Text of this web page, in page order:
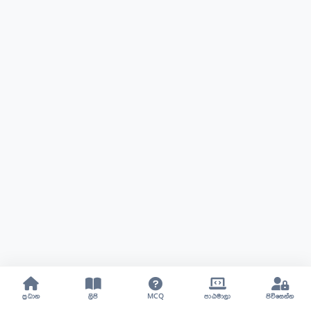
ප්‍රධාන ලිපි MCQ පාඨමාලා පිවිසෙන්න